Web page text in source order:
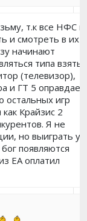
т.к все НФС и
и смотреть в их
начинают
типа взять
(телевизор),
и ГТ 5 оправдает
остальных игр
Крайзис 2
Я не
но выиграть у
появляются
ЕА оплатил